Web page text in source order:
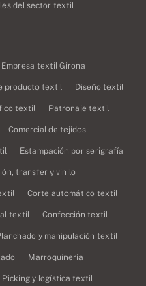
del sector textil
Empresa textil Girona
producto textil Diseño textil
textil Patronaje textil
Comercial de tejidos
Estampación por serigrafía
transfer y vinilo
Corte automático textil
textil Confección textil
y manipulación textil
Marroquinería
Picking y logística textil